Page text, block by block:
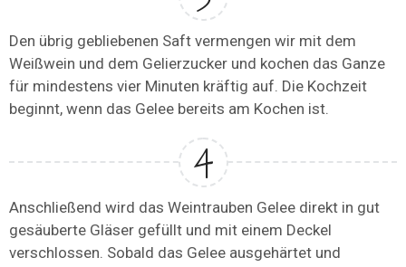
Den übrig gebliebenen Saft vermengen wir mit dem
Weißwein und dem Gelierzucker und kochen das Ganze
für mindestens vier Minuten kräftig auf. Die Kochzeit
beginnt, wenn das Gelee bereits am Kochen ist.
Anschließend wird das Weintrauben Gelee direkt in gut
gesäuberte Gläser gefüllt und mit einem Deckel
verschlossen. Sobald das Gelee ausgehärtet und